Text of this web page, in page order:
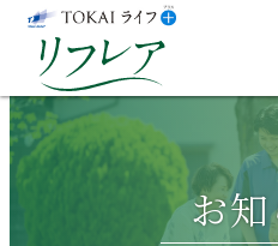
トピックス
デイサービスお